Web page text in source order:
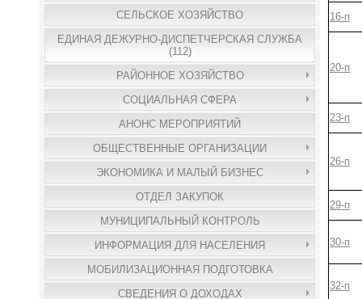
СЕЛЬСКОЕ ХОЗЯЙСТВО
ЕДИНАЯ ДЕЖУРНО-ДИСПЕТЧЕРСКАЯ СЛУЖБА
(112)
РАЙОННОЕ ХОЗЯЙСТВО
СОЦИАЛЬНАЯ СФЕРА
АНОНС МЕРОПРИЯТИЙ
ОБЩЕСТВЕННЫЕ ОРГАНИЗАЦИИ
ЭКОНОМИКА И МАЛЫЙ БИЗНЕС
ОТДЕЛ ЗАКУПОК
МУНИЦИПАЛЬНЫЙ КОНТРОЛЬ
ИНФОРМАЦИЯ ДЛЯ НАСЕЛЕНИЯ
МОБИЛИЗАЦИОННАЯ ПОДГОТОВКА
СВЕДЕНИЯ О ДОХОДАХ
16-п
20-п
23-п
26-п
29-п
30-п
32-п